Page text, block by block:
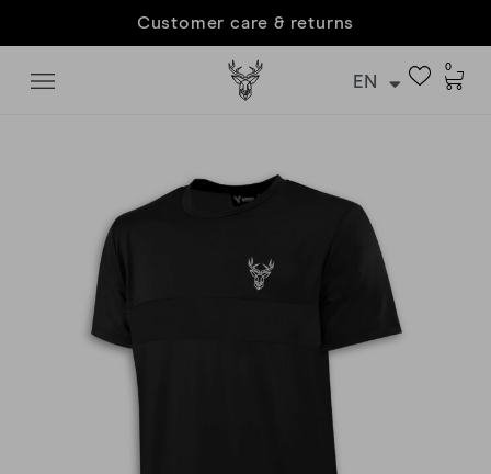
Customer care & returns
EN
0